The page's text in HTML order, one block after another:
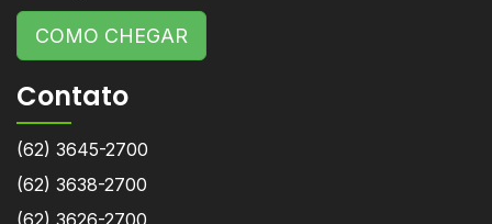
COMO CHEGAR
Contato
(62) 3645-2700
(62) 3638-2700
(62) 3626-2700